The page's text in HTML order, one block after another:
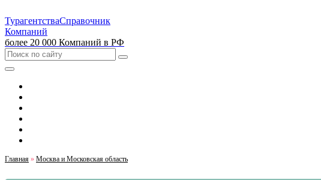
ТурагентстваСправочник
Компаний
более 20 000 Компаний в РФ
Главная » Москва и Московская область